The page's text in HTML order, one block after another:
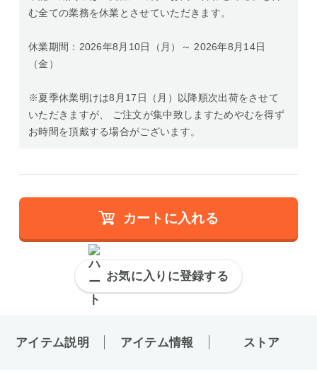
む全ての業務を休業とさせていただきます。
休業期間：2026年8月10日（月）～ 2026年8月14日
（金）
※夏季休業明けは8月17日（月）以降順次出荷をさせて
いただきますが、 ご注文が集中致しますためやむを得ず
お時間を頂戴する場合がございます。
カートに入れる
お気に入りに登録する
アイテム説明 アイテム情報 ストア